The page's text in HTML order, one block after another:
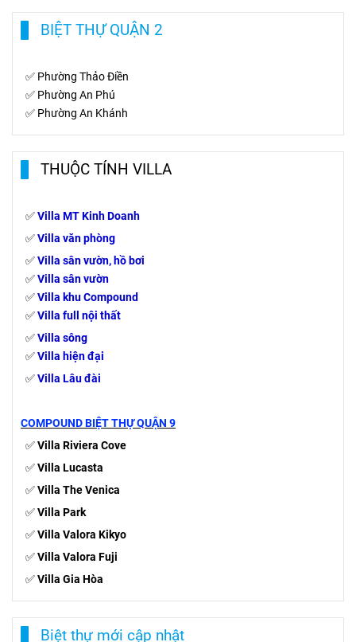
BIỆT THỰ CHO THUÊ KHU DC AN KHANG QUẬN 9 DT 6X22M
3 lầu
✅Phường An Phú
THUỘC TÍNH VILLA
✅Villa MT Kinh Doanh
✅Villa văn phòng
✅Villa sân vườn,
✅Villa full nội thất
✅
Villa sông
✅ Villa hiện đại
✅ Villa Lâu đài
COMPOUND BIỆT THỰ QUẬN 9
✅ Villa Riviera Cove
✅ Villa Lucasta
✅Villa The Venica
✅
Villa Park